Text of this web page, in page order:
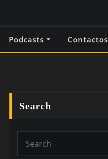
Podcasts Contactos
Search